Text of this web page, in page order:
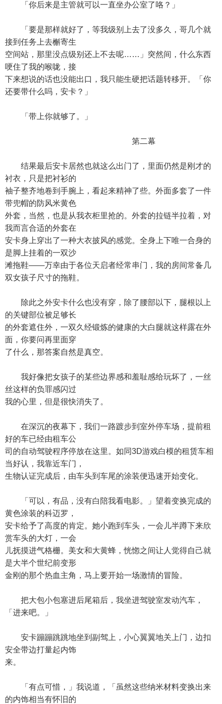
「你后来是主管就可以一直坐办公室了咯？」
「要是那样就好了，等我级别上去了没多久，哥几个就
接到任务上去槲寄生
空间站，那里没点级别还上不去呢……」突然间，什么东西
哽住了我的喉咙，接
下来想说的话也没能出口，我只能生硬把话题转移开。「你
还要带什么吗，安卡？」
「带上你就够了。」
第二幕
结果最后安卡居然也就这么出门了，里面仍然是刚才的
衬衣，只是把衬衫的
袖子整齐地卷到手腕上，看起来精神了些。外面多套了一件
带兜帽的防风米黄色
外套，当然，也是从我衣柜里抢的。外套的拉链半拉着，对
我而言合适的外套在
安卡身上穿出了一种大衣披风的感觉。全身上下唯一合身的
是脚上挂着的一双沙
滩拖鞋——万幸由于各位天启者经常串门，我的房间常备几
双女孩子尺寸的拖鞋。
除此之外安卡什么也没有穿，除了腰部以下，腿根以上
的关键部位被足够长
的外套遮住外，一双久经锻炼的健康的大白腿就这样露在外
面，你要问再里面穿
了什么，那答案自然是真空。
我好像把女孩子的某些边界感和羞耻感给玩坏了，一丝
丝这样的负罪感闪过
我的心里，但是很快消失了。
在深沉的夜幕下，我们一路踱步到室外停车场，提前租
好的车已经由租车公
司的自动驾驶程序停放在这里。如同3D游戏白模的租赁车相
当好认，我靠近车门，
生物认证完成后，由车头到车尾的涂装便迅速开始变化。
「可以，有品，没有白陪我看电影。」望着变换完成的
黄色涂装的科迈罗，
安卡给予了高度的肯定。她小跑到车头，一会儿半蹲下来欣
赏车头的大灯，一会
儿抚摸进气格栅。美女和大黄蜂，恍惚之间让人觉得自己就
是大半个世纪前变形
金刚的那个热血主角，马上要开始一场激情的冒险。
把大包小包塞进后尾箱后，我坐进驾驶室发动汽车，
「进来吧。」
安卡蹦蹦跳跳地坐到副驾上，小心翼翼地关上门，边扣
安全带边打量起内饰
来。
「有点可惜，」我说道，「虽然这些纳米材料变换出来
的内饰相当有怀旧的